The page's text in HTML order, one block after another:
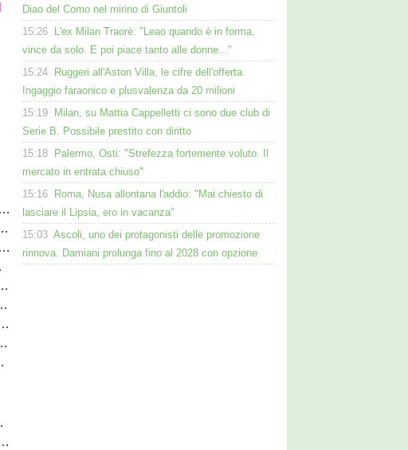
Diao del Como nel mirino di Giuntoli
15:26
L'ex Milan Traorè: "Leao quando è in forma,
vince da solo. E poi piace tanto alle donne..."
15:24
Ruggeri all'Aston Villa, le cifre dell'offerta.
Ingaggio faraonico e plusvalenza da 20 milioni
15:19
Milan, su Mattia Cappelletti ci sono due club di
Serie B. Possibile prestito con diritto
15:18
Palermo, Osti: "Strefezza fortemente voluto. Il
mercato in entrata chiuso"
15:16
Roma, Nusa allontana l'addio: "Mai chiesto di
lasciare il Lipsia, ero in vacanza"
15:03 Ascoli, uno dei protagonisti delle promozione
rinnova. Damiani prolunga fino al 2028 con opzione